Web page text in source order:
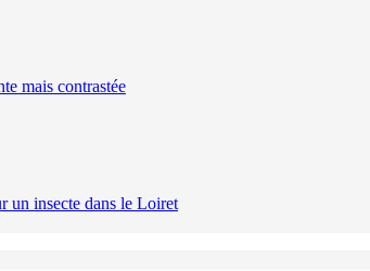
mais contrastée
un insecte dans le Loiret